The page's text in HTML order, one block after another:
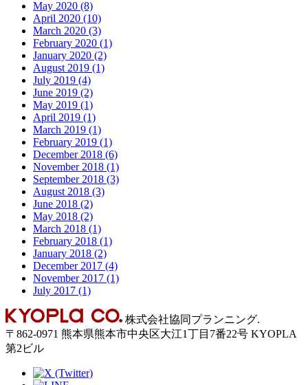
May 2020 (8)
April 2020 (10)
March 2020 (3)
February 2020 (1)
January 2020 (2)
August 2019 (1)
July 2019 (4)
June 2019 (2)
May 2019 (1)
April 2019 (1)
March 2019 (1)
February 2019 (1)
December 2018 (6)
November 2018 (1)
September 2018 (3)
August 2018 (3)
June 2018 (2)
May 2018 (2)
March 2018 (1)
February 2018 (1)
January 2018 (2)
December 2017 (4)
November 2017 (1)
July 2017 (1)
Back
to
Top
株式会社協同プランニング.
〒 862-0971 熊本県熊本市中央区大江1丁目7番22号 KYOPLA
第2ビル